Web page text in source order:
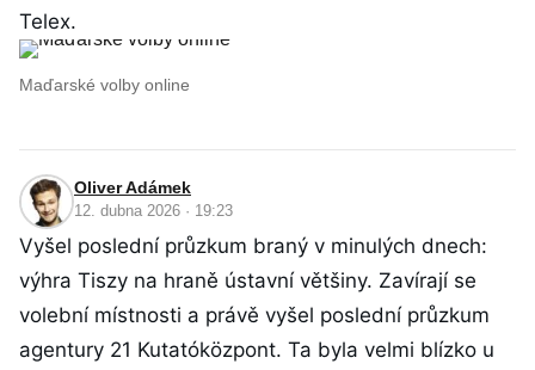
Telex.
Maďarské volby online
Oliver Adámek
12. dubna 2026 · 19:23
Vyšel poslední průzkum braný v minulých dnech:
výhra Tiszy na hraně ústavní většiny. Zavírají se
volební místnosti a právě vyšel poslední průzkum
agentury 21 Kutatóközpont. Ta byla velmi blízko u